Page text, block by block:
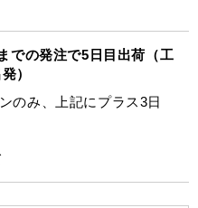
での発注で5日目出荷（工
）
のみ、上記にプラス3日